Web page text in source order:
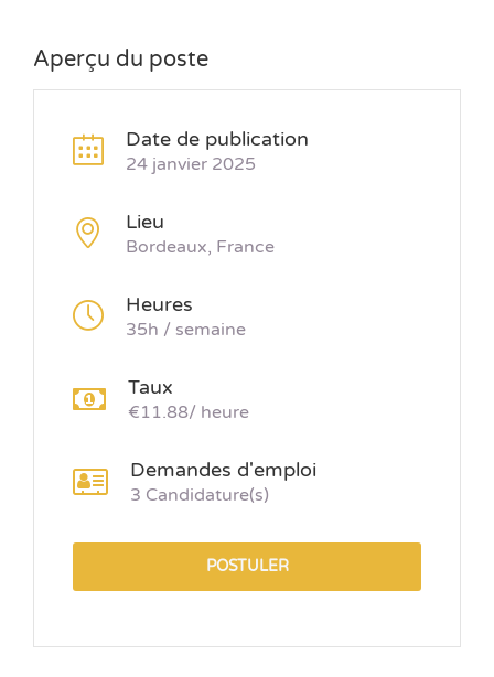
Aperçu du poste
Date de publication
24 janvier 2025
Lieu
Bordeaux, France
Heures
35h / semaine
Taux
€11.88/ heure
Demandes d'emploi
3 Candidature(s)
POSTULER